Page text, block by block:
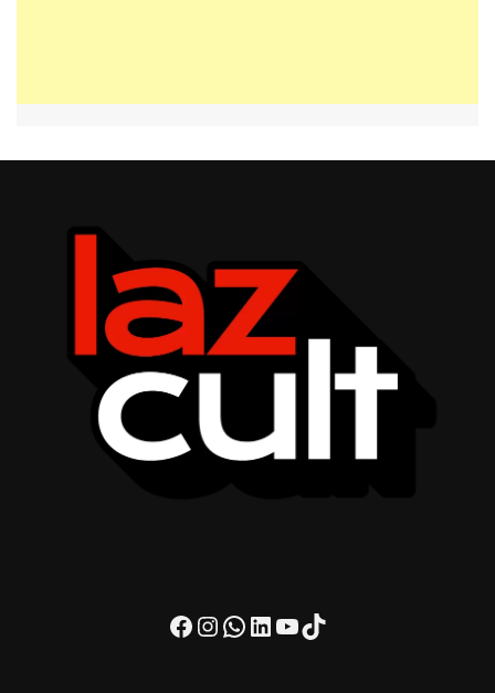
Facebook
Instagram
WhatsApp
LinkedIn
Youtube
TikTok